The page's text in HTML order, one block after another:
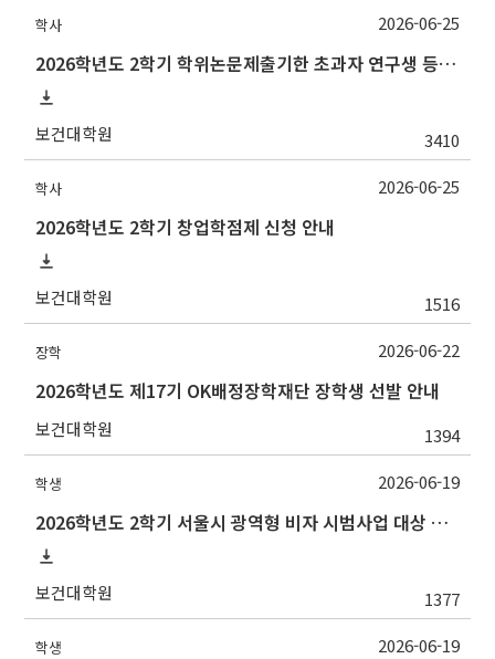
학사
2026학년도 2학기 학위논문제출기한 초과자 연구생 등록 신청 안내[7/10(금)까지]
보건대학원 3410
2026-06-25
학사
2026학년도 2학기 창업학점제 신청 안내
보건대학원 1516
2026-06-25
장학
2026학년도 제17기 OK배정장학재단 장학생 선발 안내
보건대학원 1394
2026-06-22
학생
2026학년도 2학기 서울시 광역형 비자 시범사업 대상 추천 안내
보건대학원 1377
2026-06-19
학생 2026-06-19